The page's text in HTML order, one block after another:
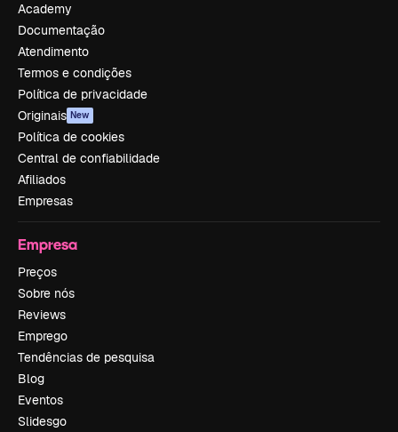
Academy
Documentação
Atendimento
Termos e condições
Política de privacidade
Originais New
Política de cookies
Central de confiabilidade
Afiliados
Empresas
Empresa
Preços
Sobre nós
Reviews
Emprego
Tendências de pesquisa
Blog
Eventos
Slidesgo